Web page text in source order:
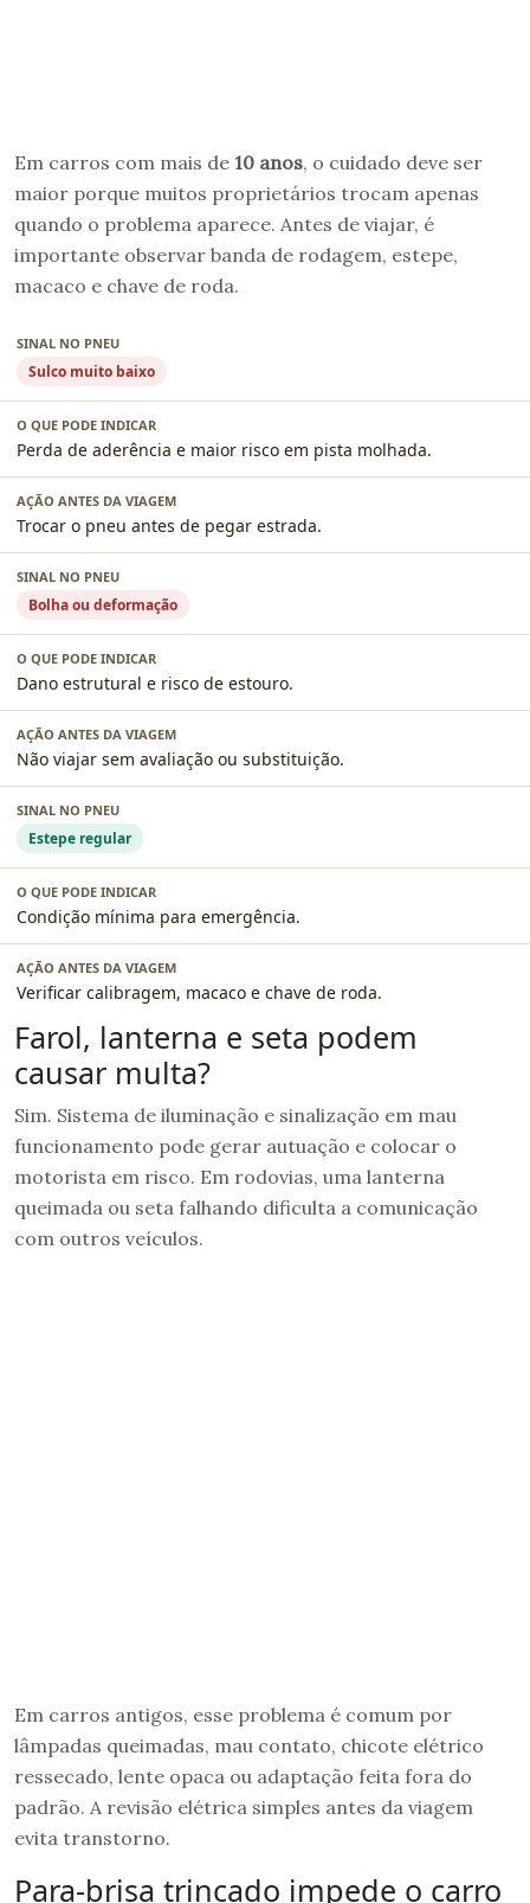
Em carros com mais de 10 anos, o cuidado deve ser
maior porque muitos proprietários trocam apenas
quando o problema aparece. Antes de viajar, é
importante observar banda de rodagem, estepe,
macaco e chave de roda.
Sulco muito baixo
Perda de aderência e maior risco em pista molhada.
Trocar o pneu antes de pegar estrada.
Bolha ou deformação
Dano estrutural e risco de estouro.
Não viajar sem avaliação ou substituição.
Estepe regular
Condição mínima para emergência.
Verificar calibragem, macaco e chave de roda.
Farol, lanterna e seta podem
causar multa?
Sim. Sistema de iluminação e sinalização em mau
funcionamento pode gerar autuação e colocar o
motorista em risco. Em rodovias, uma lanterna
queimada ou seta falhando dificulta a comunicação
com outros veículos.
Em carros antigos, esse problema é comum por
lâmpadas queimadas, mau contato, chicote elétrico
ressecado, lente opaca ou adaptação feita fora do
padrão. A revisão elétrica simples antes da viagem
evita transtorno.
Para-brisa trincado impede o carro